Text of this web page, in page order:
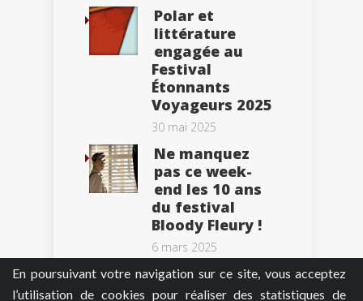
En poursuivant votre navigation sur ce site, vous acceptez
l’utilisation de cookies pour réaliser des statistiques de
Polar et
littérature
engagée au
Festival
Étonnants
Voyageurs 2025
30 mai 2025
Ne manquez
pas ce week-
end les 10 ans
du festival
Bloody Fleury !
6 mars 2025